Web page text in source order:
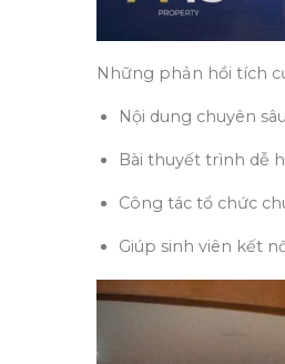
Những phản hồi tích
Nội dung chuyên
Bài thuyết trình dễ
Công tác tổ chức
Giúp sinh viên kết